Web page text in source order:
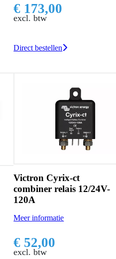
€ 173,00
excl. btw
Direct bestellen
Victron Cyrix-ct
combiner relais 12/24V-
120A
Meer informatie
€ 52,00
excl. btw